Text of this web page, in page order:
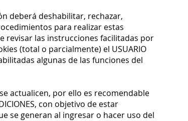
deberá deshabilitar, rechazar,
para realizar estas
revisar las instrucciones facilitadas por
(total o parcialmente) el USUARIO
algunas de las funciones del
actualicen, por ello es recomendable
con objetivo de estar
se generan al ingresar o hacer uso del